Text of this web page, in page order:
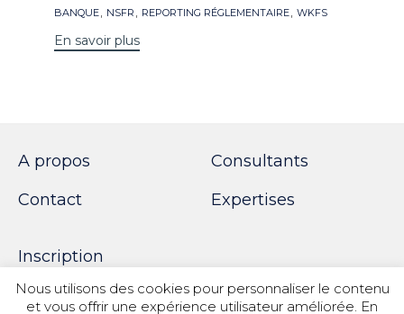
Mots
BANQUE, NSFR , REPORTING RÉGLEMENTAIRE, WKFS
En savoir plus
A propos
Contact
Consultants
Expertises
Inscription
Nous utilisons des cookies pour personnaliser le contenu
et vous offrir une expérience utilisateur améliorée. En